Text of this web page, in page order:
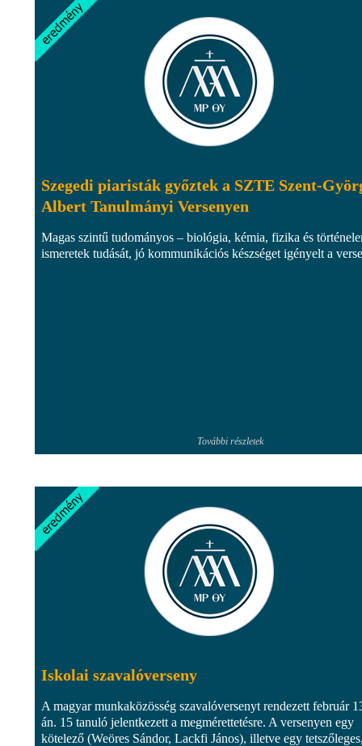
Szegedi piaristák győztek a SZTE Szent-
Albert Tanulmányi Versenyen
Magas szintű tudományos – biológia, kémia, fizika és
ismeretek tudását, jó kommunikációs készséget igényelt a
További részletek
Iskolai szavalóverseny
A magyar munkaközösség szavalóversenyt rendezett február
án. 15 tanuló jelentkezett a megmérettetésre. A versenyen egy
kötelező (Weöres Sándor, Lackfi János), illetve egy